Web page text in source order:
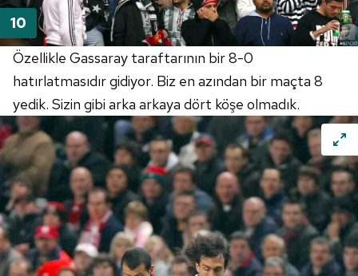
Özellikle Gassaray taraftarının bir 8-0
hatırlatmasıdır gidiyor. Biz en azından bir maçta 8
yedik. Sizin gibi arka arkaya dört köşe olmadık.